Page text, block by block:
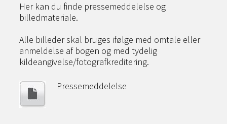
Her kan du finde pressemeddelelse og
billedmateriale.
Alle billeder skal bruges ifølge med omtale eller
anmeldelse af bogen og med tydelig
kildeangivelse/fotografkreditering.
Pressemeddelelse